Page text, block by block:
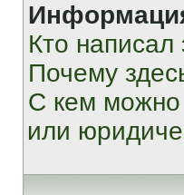
Кто
Почему
С кем можно
или